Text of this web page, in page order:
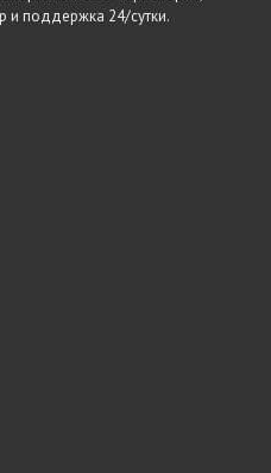
и поддержка 24/сутки.